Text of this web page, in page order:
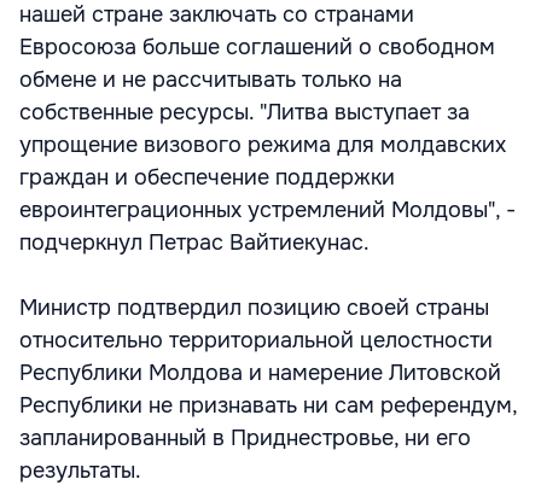
нашей стране заключать со странами
Евросоюза больше соглашений о свободном
обмене и не рассчитывать только на
собственные ресурсы. "Литва выступает за
упрощение визового режима для молдавских
граждан и обеспечение поддержки
евроинтеграционных устремлений Молдовы", -
подчеркнул Петрас Вайтиекунас.
Министр подтвердил позицию своей страны
относительно территориальной целостности
Республики Молдова и намерение Литовской
Республики не признавать ни сам референдум,
запланированный в Приднестровье, ни его
результаты.